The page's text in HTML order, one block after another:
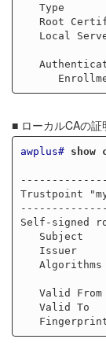
■ ローカルCAの証
awplus#
Trustpoint
Self-signed